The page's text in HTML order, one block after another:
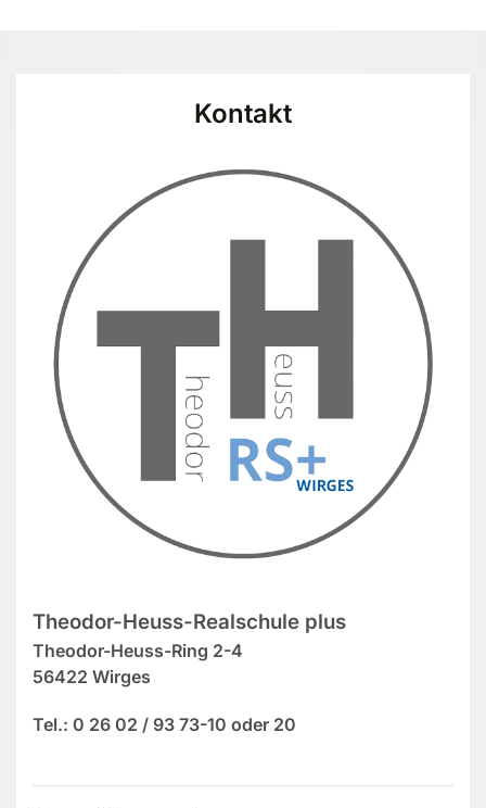
Kontakt
Theodor-Heuss-Realschule plus
Theodor-Heuss-Ring 2-4
56422 Wirges
Tel.: 0 26 02 / 93 73-10 oder 20